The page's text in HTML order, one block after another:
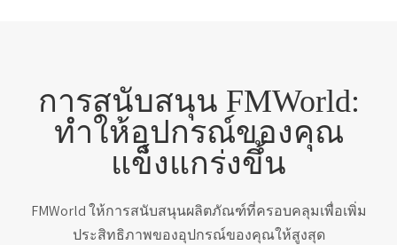
การสนับสนุน FMWorld:
ทำให้อุปกรณ์ของคุณ
แข็งแกร่งขึ้น
FMWorld ให้การสนับสนุนผลิตภัณฑ์ที่ครอบคลุมเพื่อเพิ่ม
ประสิทธิภาพของอุปกรณ์ของคุณให้สูงสุด